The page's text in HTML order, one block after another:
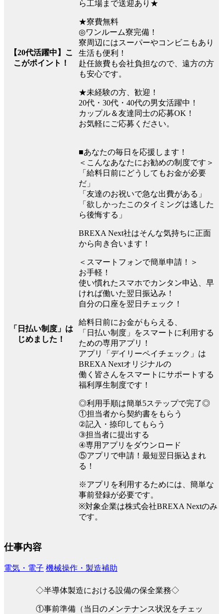
【20代活躍中】こ
こがポイント！
ら工場まで送迎あり★
★寮費無料
◎ワンルーム寮完備！
寮周辺にはスーパーやコンビニもあり
生活も便利！
赴任旅費も会社負担なので、遠方の方
も安心です。
★未経験の方、歓迎！
20代・30代・40代の男女活躍中！
カップル＆友達同士の応募OK！
お気軽にご応募ください。
「日払い制度」は
じめました！
■あなたの毎日を応援します！
＜こんなあなたにお勧めの制度です＞
「給料日前にどうしてもお金が必要
だ」
「友達のお祝いで急な出費がある」
「欲しかったこのタイミングは逃した
ら後悔する」
BREXA Next社はそんな気持ちに正面
から向き合います！
＜スマートフォンで簡単申請！＞
お手軽！
使い慣れたスマホでカンタン申込、早
ければ働いた翌日振込み！
自分の口座を翌日チェック！
給料日前にお金がもらえる、
「日払い制度」をスマートに利用する
ための専用アプリ！
アプリ「デイリーペイチェック」は
BREXA Nextオリジナルの
働く皆さんをスマートにサポートする
福利厚生制度です！
◎利用手順は簡単5ステップで完了◎
①担当者から契約書をもらう
②記入・捺印してもらう
③担当者に提出する
④専用アプリをダウンロード
⑤アプリで申請！最短翌日振込まれ
る！
※アプリを利用するためには、簡単な
事前登録が必要です。
※対象企業は株式会社BREXA Nextのみ
です。
仕事内容
電気・電子 機械操作・製造補助
◇半導体製造における設備の保全業務◇
①事前準備（当日のメンテナンス状況をチェッ